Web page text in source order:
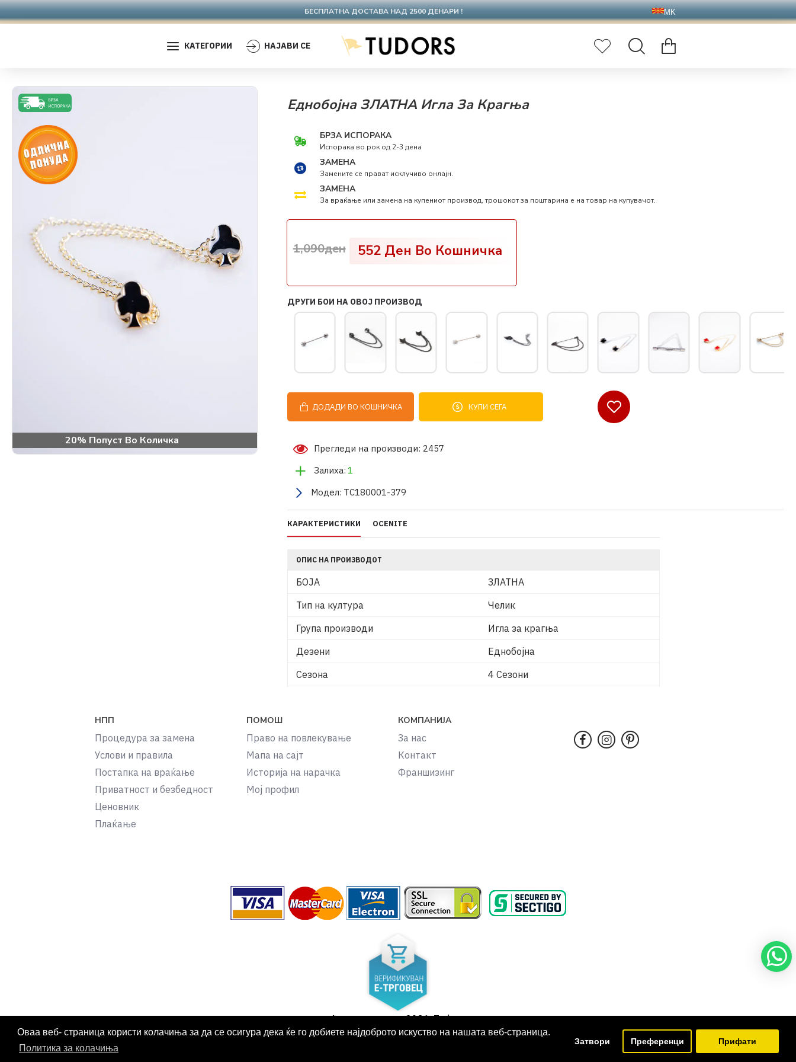
Оваа веб- страница користи колачиња за да се осигура дека ќе го добиете најдоброто искуство на нашата веб-страница.
Политика за колачиња
Затвори Преференци Прифати
БЕСПЛАТНА ДОСТАВА НАД 2500 ДЕНАРИ !
КАТЕГОРИИ НАЈАВИ СЕ
MK
20% Попуст Во Количка
Еднобојна ЗЛАТНА Игла За Крагња
Залиха: 1
Модел: TC180001-379
Прегледи на производи: 2457
552 Ден Во Кошничка
1,090ден
ДОДАДИ ВО КОШНИЧКА КУПИ СЕГА
БРЗА ИСПОРАКА
Испорака во рок од 2-3 дена
ЗАМЕНА
Замените се прават исклучиво онлајн.
ЗАМЕНА
За враќање или замена на купениот производ, трошокот за поштарина е на товар на купувачот.
ДРУГИ БОИ НА ОВОЈ ПРОИЗВОД
КАРАКТЕРИСТИКИ OCENITE
ОПИС НА ПРОИЗВОДОТ
БОЈА
ЗЛАТНА
Тип на култура
Челик
Група производи
Игла за крагња
Дезени
Еднобојна
Сезона
4 Сезони
НПП
Процедура за замена
Услови и правила
Постапка на враќање
Приватност и безбедност
Ценовник
Плаќање
ПОМОШ
Право на повлекување
Мапа на сајт
Историја на нарачка
Мој профил
КОМПАНИЈА
За нас
Контакт
Франшизинг
Авторски права 2026, Tudors,
Сите права задржани.